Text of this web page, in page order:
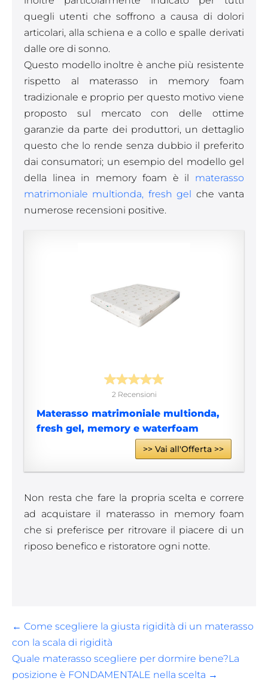
quegli utenti che soffrono a causa di dolori
articolari, alla schiena e a collo e spalle derivati
dalle ore di sonno.
Questo modello inoltre è anche più resistente
rispetto al materasso in memory foam
tradizionale e proprio per questo motivo viene
proposto sul mercato con delle ottime
garanzie da parte dei produttori, un dettaglio
questo che lo rende senza dubbio il preferito
dai consumatori; un esempio del modello gel
della linea in memory foam è il materasso
matrimoniale multionda, fresh gel che vanta
numerose recensioni positive.
2 Recensioni
Materasso matrimoniale multionda,
fresh gel, memory e waterfoam
>> Vai all'Offerta >>
Non resta che fare la propria scelta e correre
ad acquistare il materasso in memory foam
che si preferisce per ritrovare il piacere di un
riposo benefico e ristoratore ogni notte.
Navigazione
articoli
← Come scegliere la giusta rigidità di un materasso
con la scala di rigidità
Quale materasso scegliere per dormire bene?La
posizione è FONDAMENTALE nella scelta →